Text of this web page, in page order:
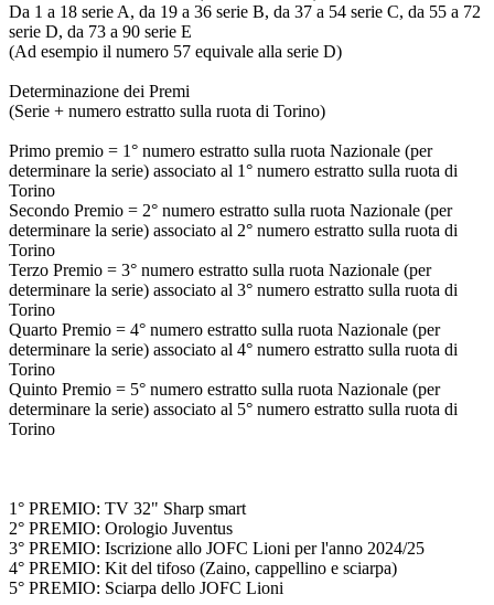
Da 1 a 18 serie A, da 19 a 36 serie B, da 37 a 54 serie C, da 55 a 72
serie D, da 73 a 90 serie E
(Ad esempio il numero 57 equivale alla serie D)
Determinazione dei Premi
(Serie + numero estratto sulla ruota di Torino)
Primo premio = 1° numero estratto sulla ruota Nazionale (per
determinare la serie) associato al 1° numero estratto sulla ruota di
Torino
Secondo Premio = 2° numero estratto sulla ruota Nazionale (per
determinare la serie) associato al 2° numero estratto sulla ruota di
Torino
Terzo Premio = 3° numero estratto sulla ruota Nazionale (per
determinare la serie) associato al 3° numero estratto sulla ruota di
Torino
Quarto Premio = 4° numero estratto sulla ruota Nazionale (per
determinare la serie) associato al 4° numero estratto sulla ruota di
Torino
Quinto Premio = 5° numero estratto sulla ruota Nazionale (per
determinare la serie) associato al 5° numero estratto sulla ruota di
Torino
1° PREMIO: TV 32" Sharp smart
2° PREMIO: Orologio Juventus
3° PREMIO: Iscrizione allo JOFC Lioni per l'anno 2024/25
4° PREMIO: Kit del tifoso (Zaino, cappellino e sciarpa)
5° PREMIO: Sciarpa dello JOFC Lioni